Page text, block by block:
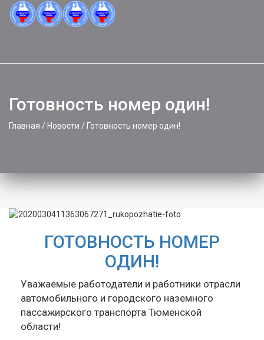
Готовность номер один!
Главная / Новости / Готовность номер один!
ГОТОВНОСТЬ НОМЕР
ОДИН!
Уважаемые работодатели и работники отрасли
автомобильного и городского наземного
пассажирского транспорта Тюменской
области!